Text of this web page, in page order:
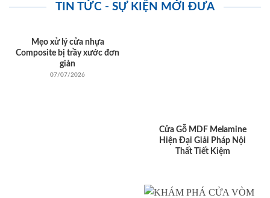
TIN TỨC - SỰ KIỆN MỚI ĐƯA
Mẹo xử lý cửa nhựa
Composite bị trầy xước đơn
giản
07/07/2026
Cửa Gỗ MDF Melamine
Hiện Đại Giải Pháp Nội
Thất Tiết Kiệm